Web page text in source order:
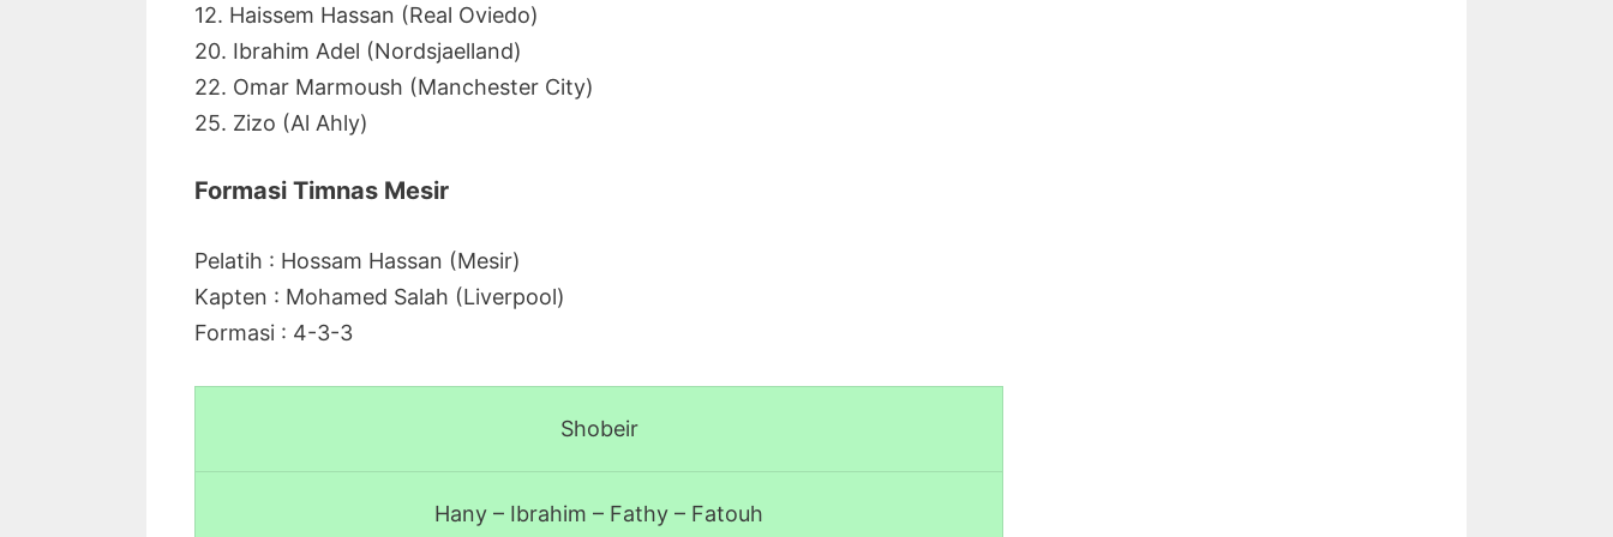
12. Haissem Hassan (Real Oviedo)
20. Ibrahim Adel (Nordsjaelland)
22. Omar Marmoush (Manchester City)
25. Zizo (Al Ahly)
Formasi Timnas Mesir
Pelatih : Hossam Hassan (Mesir)
Kapten : Mohamed Salah (Liverpool)
Formasi : 4-3-3
Shobeir
Hany – Ibrahim – Fathy – Fatouh